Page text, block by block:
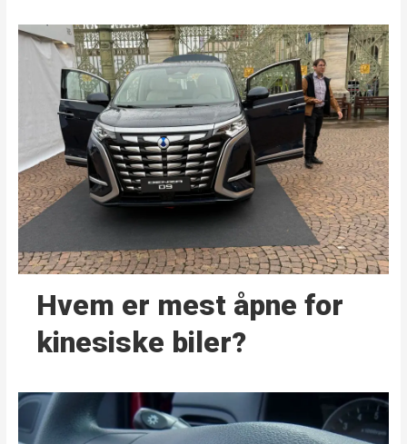
Hvem er mest åpne for
kinesiske biler?